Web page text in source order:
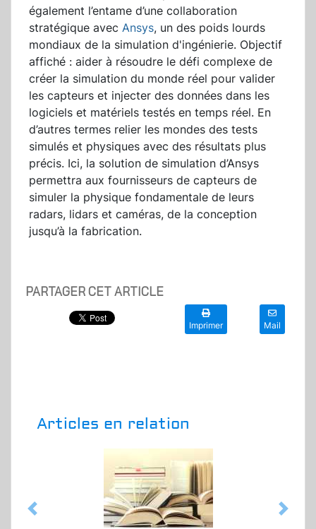
également l’entame d’une collaboration
stratégique avec Ansys, un des poids lourds
mondiaux de la simulation d'ingénierie. Objectif
affiché : aider à résoudre le défi complexe de
créer la simulation du monde réel pour valider
les capteurs et injecter des données dans les
logiciels et matériels testés en temps réel. En
d’autres termes relier les mondes des tests
simulés et physiques avec des résultats plus
précis. Ici, la solution de simulation d’Ansys
permettra aux fournisseurs de capteurs de
simuler la physique fondamentale de leurs
radars, lidars et caméras, de la conception
jusqu’à la fabrication.
PARTAGER CET ARTICLE
Imprimer Mail
Articles en relation
Previous Next